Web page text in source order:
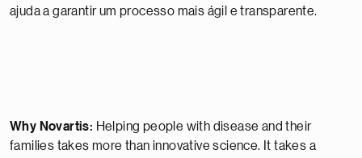
ajuda a garantir um processo mais ágil e transparente.
Why Novartis: Helping people with disease and their
families takes more than innovative science. It takes a